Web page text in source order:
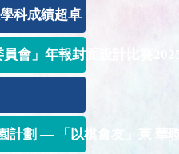
科成績超卓
員會」年報封面設計比賽
計劃 — 「以棋會友」東 華